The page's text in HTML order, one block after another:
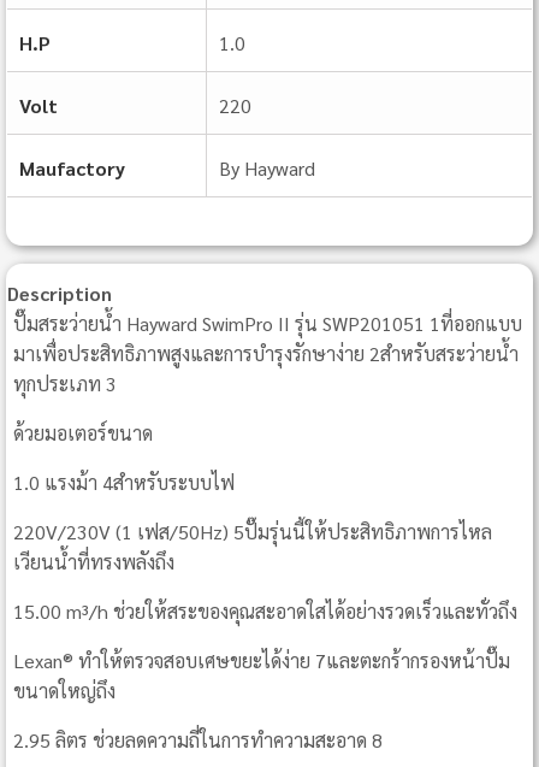
H.P 1.0
Volt 220
Maufactory By Hayward
Description
ปั๊มสระว่ายน้ำ Hayward SwimPro II รุ่น SWP201051 1ที่ออกแบบ
มาเพื่อประสิทธิภาพสูงและการบำรุงรักษาง่าย 2สำหรับสระว่ายน้ำ
ทุกประเภท 3
ด้วยมอเตอร์ขนาด
1.0 แรงม้า 4สำหรับระบบไฟ
220V/230V (1 เฟส/50Hz) 5ปั๊มรุ่นนี้ให้ประสิทธิภาพการไหล
เวียนน้ำที่ทรงพลังถึง
15.00 m³/h ช่วยให้สระของคุณสะอาดใสได้อย่างรวดเร็วและทั่วถึง
Lexan® ทำให้ตรวจสอบเศษขยะได้ง่าย 7และตะกร้ากรองหน้าปั๊ม
ขนาดใหญ่ถึง
2.95 ลิตร ช่วยลดความถี่ในการทำความสะอาด 8